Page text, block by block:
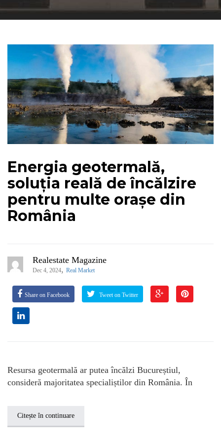
Energia geotermală,
soluția reală de încălzire
pentru multe orașe din
România
Realestate Magazine
Dec 4, 2024, Real Market
Share on Facebook Tweet on Twitter
Resursa geotermală ar putea încălzi Bucureștiul,
consideră majoritatea specialiștilor din România. În
Citește în continuare